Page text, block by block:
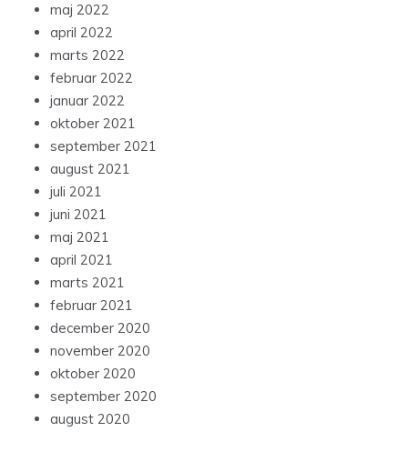
maj 2022
april 2022
marts 2022
februar 2022
januar 2022
oktober 2021
september 2021
august 2021
juli 2021
juni 2021
maj 2021
april 2021
marts 2021
februar 2021
december 2020
november 2020
oktober 2020
september 2020
august 2020